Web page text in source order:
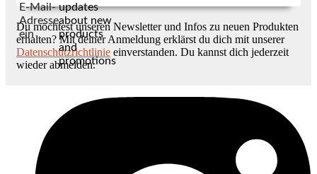
E-Mail-
Adresse
ein
updates
about new
products
and
promotions
Du möchtest unseren Newsletter und Infos zu neuen Produkten
erhalten? Mit deiner Anmeldung erklärst du dich mit unserer
Datenschutzrichtlinie einverstanden. Du kannst dich jederzeit
wieder abmelden.